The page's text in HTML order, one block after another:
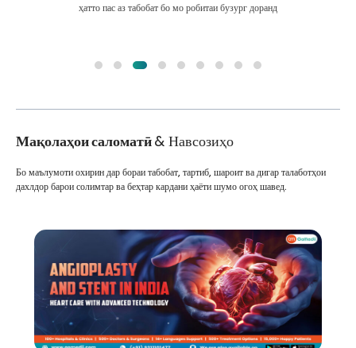
ҳатто пас аз табобат бо мо робитаи бузург доранд
Мақолаҳои саломатӣ& Навсозиҳо
Бо маълумоти охирин дар бораи табобат, тартиб, шароит ва дигар талаботҳои
дахлдор барои солимтар ва беҳтар кардани ҳаёти шумо огоҳ шавед.